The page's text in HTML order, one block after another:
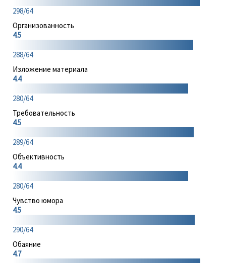
298/64
Организованность
4.5
288/64
Изложение материала
4.4
280/64
Требовательность
4.5
289/64
Объективность
4.4
280/64
Чувство юмора
4.5
290/64
Обаяние
4.7